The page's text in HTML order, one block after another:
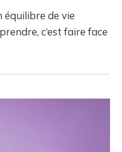
équilibre de vie
c’est faire face